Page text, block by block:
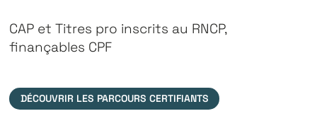
CAP et Titres pro inscrits au RNCP,
finançables CPF
DÉCOUVRIR LES PARCOURS CERTIFIANTS